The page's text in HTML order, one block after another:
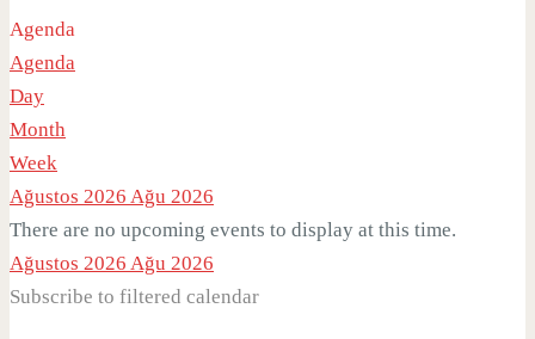
Agenda
Agenda
Day
Month
Week
Ağustos 2026 Ağu 2026
There are no upcoming events to display at this time.
Ağustos 2026 Ağu 2026
Subscribe to filtered calendar